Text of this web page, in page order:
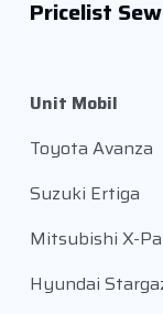
Pricelist
Unit Mobil
Toyota Avanza
Suzuki Ertiga
Mitsubishi X-
Hyundai